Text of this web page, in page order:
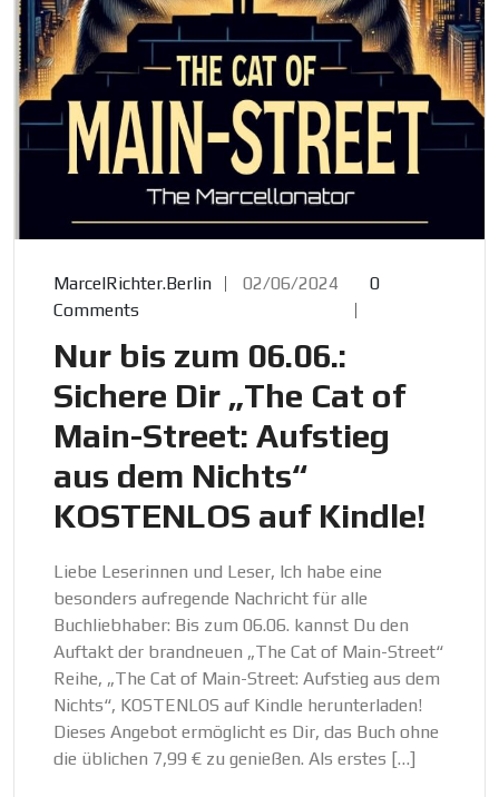
MarcelRichter.Berlin 02/06/2024
0
Comments
Nur bis zum 06.06.:
Sichere Dir „The Cat of
Main-Street: Aufstieg
aus dem Nichts“
KOSTENLOS auf Kindle!
Liebe Leserinnen und Leser, Ich habe eine
besonders aufregende Nachricht für alle
Buchliebhaber: Bis zum 06.06. kannst Du den
Auftakt der brandneuen „The Cat of Main-Street“
Reihe, „The Cat of Main-Street: Aufstieg aus dem
Nichts“, KOSTENLOS auf Kindle herunterladen!
Dieses Angebot ermöglicht es Dir, das Buch ohne
die üblichen 7,99 € zu genießen. Als erstes […]